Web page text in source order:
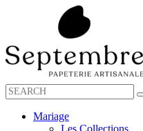
Mariage
Les Collections